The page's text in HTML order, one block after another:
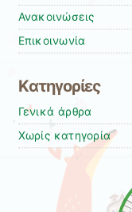
Ανακοινώσεις
Επικοινωνία
Kατηγορίες
Γενικά άρθρα
Χωρίς κατηγορία